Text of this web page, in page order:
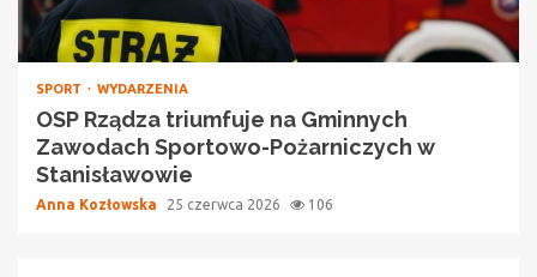
SPORT WYDARZENIA
OSP Rządza triumfuje na Gminnych
Zawodach Sportowo-Pożarniczych w
Stanisławowie
Anna Kozłowska 25 czerwca 2026 106